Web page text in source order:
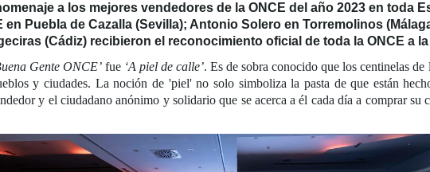
a los mejores vendedores de la ONCE del año 2023 en toda
en Puebla de Cazalla (Sevilla); Antonio Solero en Torremolinos
(Cádiz) recibieron el reconocimiento oficial de toda la ONCE a
Gente ONCE’fue ‘A piel de calle’. Es de sobra conocido que los centinelas
y ciudades. La noción de 'piel' no solo simboliza la pasta de que están
y el ciudadano anónimo y solidario que se acerca a él cada día a comprar